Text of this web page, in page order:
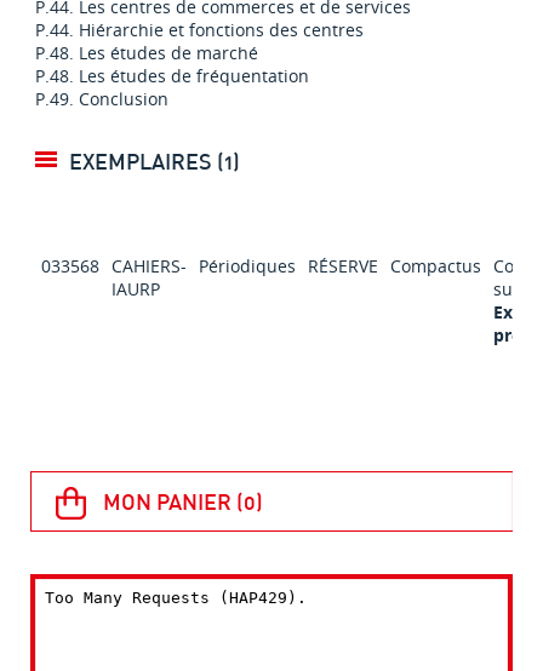
P.44. Les centres de commerces et de services
P.44. Hiérarchie et fonctions des centres
P.48. Les études de marché
P.48. Les études de fréquentation
P.49. Conclusion
EXEMPLAIRES (1)
033568 CAHIERS-
IAURP
Périodiques RÉSERVE Compactus
sur
Exclu
prêt